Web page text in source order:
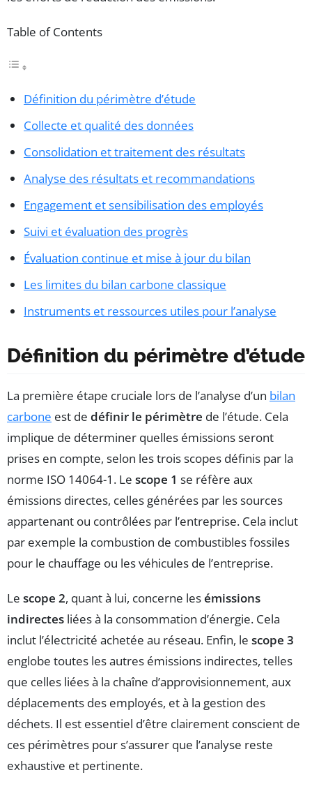
Table of Contents
Définition du périmètre d’étude
Collecte et qualité des données
Consolidation et traitement des résultats
Analyse des résultats et recommandations
Engagement et sensibilisation des employés
Suivi et évaluation des progrès
Évaluation continue et mise à jour du bilan
Les limites du bilan carbone classique
Instruments et ressources utiles pour l’analyse
Définition du périmètre d’étude
La première étape cruciale lors de l’analyse d’un bilan
carbone est de définir le périmètre de l’étude. Cela
implique de déterminer quelles émissions seront
prises en compte, selon les trois scopes définis par la
norme ISO 14064-1. Le scope 1 se réfère aux
émissions directes, celles générées par les sources
appartenant ou contrôlées par l’entreprise. Cela inclut
par exemple la combustion de combustibles fossiles
pour le chauffage ou les véhicules de l’entreprise.
Le scope 2, quant à lui, concerne lesémissions
indirectes liées à la consommation d’énergie. Cela
inclut l’électricité achetée au réseau. Enfin, le scope 3
englobe toutes les autres émissions indirectes, telles
que celles liées à la chaîne d’approvisionnement, aux
déplacements des employés, et à la gestion des
déchets. Il est essentiel d’être clairement conscient de
ces périmètres pour s’assurer que l’analyse reste
exhaustive et pertinente.